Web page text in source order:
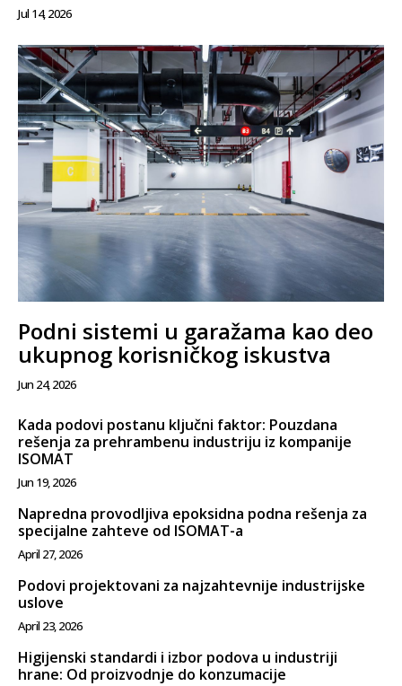
Jul 14, 2026
Podni sistemi u garažama kao deo
ukupnog korisničkog iskustva
Jun 24, 2026
Kada podovi postanu ključni faktor: Pouzdana
rešenja za prehrambenu industriju iz kompanije
ISOMAT
Jun 19, 2026
Napredna provodljiva epoksidna podna rešenja za
specijalne zahteve od ISOMAT-a
April 27, 2026
Podovi projektovani za najzahtevnije industrijske
uslove
April 23, 2026
Higijenski standardi i izbor podova u industriji
hrane: Od proizvodnje do konzumacije